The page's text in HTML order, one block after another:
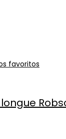
favoritos